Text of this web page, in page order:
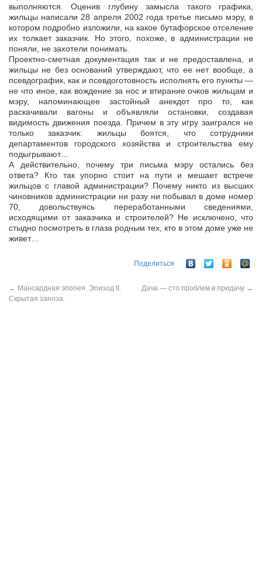
выполняются. Оценив глубину замысла такого графика,
жильцы написали 28 апреля 2002 года третье письмо мэру, в
котором подробно изложили, на какое бутафорское отселение
их толкает заказчик. Но этого, похоже, в администрации не
поняли, не захотели понимать.
Проектно-сметная документация так и не предоставлена, и
жильцы не без оснований утверждают, что ее нет вообще, а
псевдографик, как и псевдоготовность исполнять его пункты —
не что иное, как вождение за нос и втирание очков жильцам и
мэру, напоминающее застойный анекдот про то, как
раскачивали вагоны и объявляли остановки, создавая
видимость движения поезда. Причем в эту игру заигрался не
только заказчик: жильцы боятся, что сотрудники
департаментов городского хозяйства и строительства ему
подыгрывают…
А действительно, почему три письма мэру остались без
ответа? Кто так упорно стоит на пути и мешает встрече
жильцов с главой администрации? Почему никто из высших
чиновников администрации ни разу ни побывал в доме номер
70, довольствуясь переработанными сведениями,
исходящими от заказчика и строителей? Не исключено, что
стыдно посмотреть в глаза родным тех, кто в этом доме уже не
живет…
Поделиться
← Мансардная эпопея. Эпизод II.
Скрытая заноза.
Дача — сто проблем в придачу →